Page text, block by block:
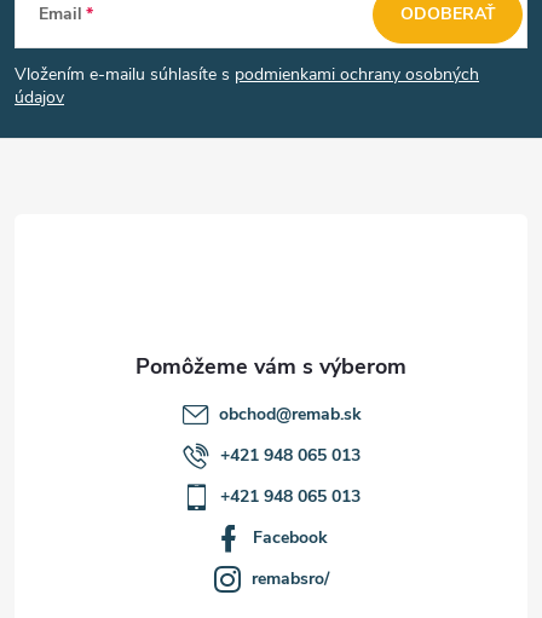
á
p
Email
Vložením e-mailu súhlasíte s podmienkami ochrany osobných
údajov
ODOBERAŤ
obchod@remab.sk
+421 948 065 013
+421 948 065 013
Facebook
remabsro/